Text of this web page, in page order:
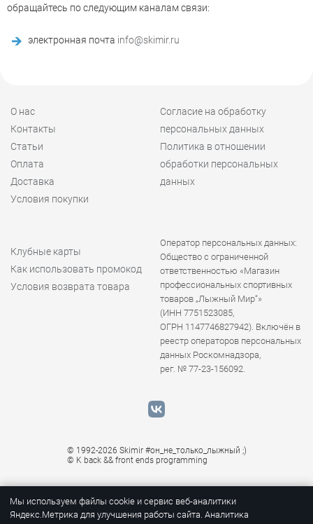
обращайтесь по следующим каналам связи:
электронная почта info@skimir.ru
О нас
Контакты
Статьи
Оплата
Доставка
Условия покупки
Согласие на обработку
персональных данных
Политика в отношении
обработки персональных
данных
Клубные карты
Как использовать промокод
Условия возврата товара
Оператор персональных данных:
Общество с ограниченной
ответственностью «Магазин
профессиональных спортивных
товаров „Лыжный Мир“»
(ИНН 7751523085,
ОГРН 1147746827942). Включён в
реестр операторов персональных
данных Роскомнадзора,
рег. № 77-23-156092.
© 1992-2026 Skimir #он_не_только_лыжный ;)
© K back && front ends programming
Мы используем файлы cookie и сервис веб-аналитики
Яндекс.Метрика для улучшения работы сайта. Аналитика